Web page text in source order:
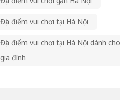
Địa điểm vui chơi tại Hà Nội
Địa điểm vui chơi tại Hà Nội dành cho
gia đình